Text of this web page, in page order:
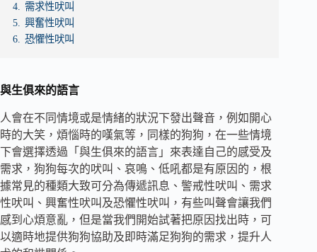
4. 需求性吠叫
5. 興奮性吠叫
6. 恐懼性吠叫
與生俱來的語言
人會在不同情境或是情緒的狀況下發出聲音，例如開心
時的大笑，煩惱時的嘆氣等，同樣的狗狗，在一些情境
下會選擇透過「與生俱來的語言」來表達自己的感受及
需求，狗狗每次的吠叫、哀鳴、低吼都是有原因的，根
據常見的種類大致可分為傳遞訊息、警戒性吠叫、需求
性吠叫、興奮性吠叫及恐懼性吠叫，有些叫聲會讓我們
感到心煩意亂，但是當我們開始試著把原因找出時，可
以適時地提供狗狗協助及即時滿足狗狗的需求，提升人